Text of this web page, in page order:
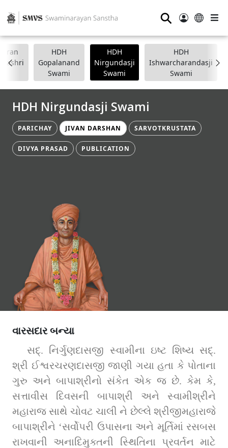
⚲
HDH
Gopalanand
Swami
HDH
Nirgundasji
Swami
HDH
Ishwarcharandasji
Swami
HDH Nirgundasji Swami
PARICHAY JIVAN DARSHAN SARVOTKRUSTATA
DIVYA PRASAD PUBLICATION
વારસદાર બન્યા
સદ્‌. નિર્ગુણદાસજી સ્વામીના ઇષ્ટ શિષ્ય સદ્‌.
શ્રી ઈશ્વરચરણદાસજી જાણી ગયા હતા કે પોતાના
ગુરુ અને બાપાશ્રીનો સંકેત એક જ છે. કેમ કે,
સત્તાવીસ દિવસની બાપાશ્રી અને સ્વામીશ્રીને
મહારાજ સાથે ચોવટ ચાલી ને છેલ્લે શ્રીજીમહારાજે
બાપાશ્રીને ‘સર્વોપરી ઉપાસના અને મૂર્તિમાં રસબસ
રાખવાની અનાદિમુક્તની સ્થિતિના પ્રવર્તન માટે